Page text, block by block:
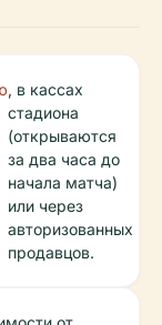
, в кассах
стадиона
(открываются
за два часа до
начала матча)
или через
авторизованных
продавцов.